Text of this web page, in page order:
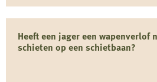
Heeft een jager een wapenverlof
schieten op een schietbaan?